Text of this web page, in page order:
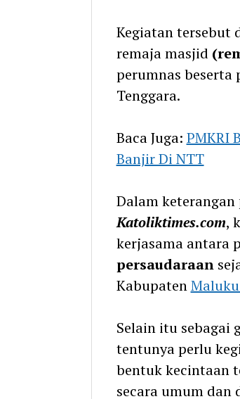
Kegiatan tersebut
remaja masjid
perumnas
Tenggara.
Baca Juga: PMKRI
Banjir Di NTT
Dalam
Katoliktimes.com,
kerjasama antara
persaudaraan
Kabupaten
Selain itu sebagai
tentunya perlu
bentuk kecintaan
secara umum dan